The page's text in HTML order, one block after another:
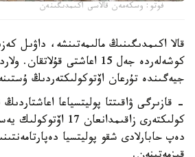
فوتو: وسكەمەن قالاسى اكىمدىگىنەن
قالا اكىمدىگىنىڭ مالىمەتىنشە، داۋىل
كوشەلەردە جەل 15 اعاشتى
جيەگىندە تۇرعان اۆتوكولىكتەردىڭ
- قازىرگى ۋاقىتتا پوليتسياعا اعاشتاردىڭ
كولىكتەرى
دەپ حابارلادى شقو پوليتسيا